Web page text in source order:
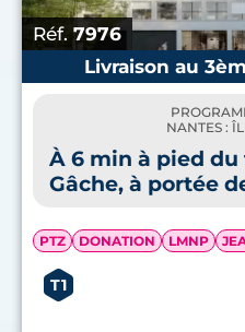
Réf. 7976
Livraison au
NANTES :
À 6 min à pied
Gâche, à portée
PTZ DONATION LMNP
T1